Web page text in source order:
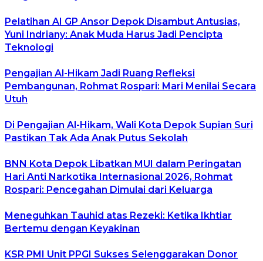
Pelatihan AI GP Ansor Depok Disambut Antusias,
Yuni Indriany: Anak Muda Harus Jadi Pencipta
Teknologi
Pengajian Al-Hikam Jadi Ruang Refleksi
Pembangunan, Rohmat Rospari: Mari Menilai Secara
Utuh
Di Pengajian Al-Hikam, Wali Kota Depok Supian Suri
Pastikan Tak Ada Anak Putus Sekolah
BNN Kota Depok Libatkan MUI dalam Peringatan
Hari Anti Narkotika Internasional 2026, Rohmat
Rospari: Pencegahan Dimulai dari Keluarga
Meneguhkan Tauhid atas Rezeki: Ketika Ikhtiar
Bertemu dengan Keyakinan
KSR PMI Unit PPGI Sukses Selenggarakan Donor